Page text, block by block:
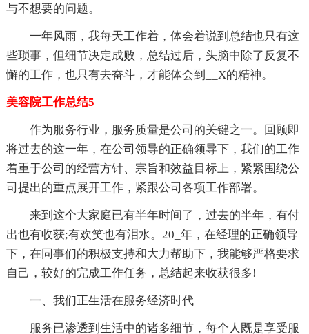
与不想要的问题。
一年风雨，我每天工作着，体会着说到总结也只有这
些琐事，但细节决定成败，总结过后，头脑中除了反复不
懈的工作，也只有去奋斗，才能体会到__X的精神。
美容院工作总结5
作为服务行业，服务质量是公司的关键之一。回顾即
将过去的这一年，在公司领导的正确领导下，我们的工作
着重于公司的经营方针、宗旨和效益目标上，紧紧围绕公
司提出的重点展开工作，紧跟公司各项工作部署。
来到这个大家庭已有半年时间了，过去的半年，有付
出也有收获;有欢笑也有泪水。20_年，在经理的正确领导
下，在同事们的积极支持和大力帮助下，我能够严格要求
自己，较好的完成工作任务，总结起来收获很多!
一、我们正生活在服务经济时代
服务已渗透到生活中的诸多细节，每个人既是享受服